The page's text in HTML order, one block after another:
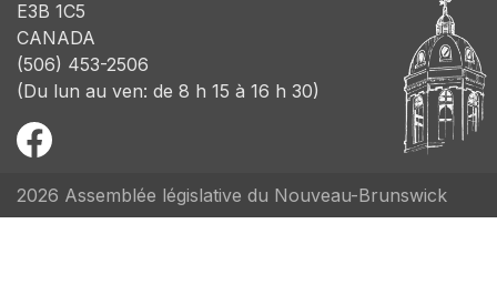
E3B 1C5
CANADA
(506) 453-2506
(Du lun au ven: de 8 h 15 à 16 h 30)
2026 Assemblée législative du Nouveau-Brunswick